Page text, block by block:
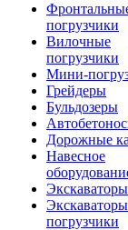
погрузчики
Вилочные
погрузчики
Мини-
Грейдеры
Бульдозеры
Дорожные
Навесное
Экскаваторы
погрузчики